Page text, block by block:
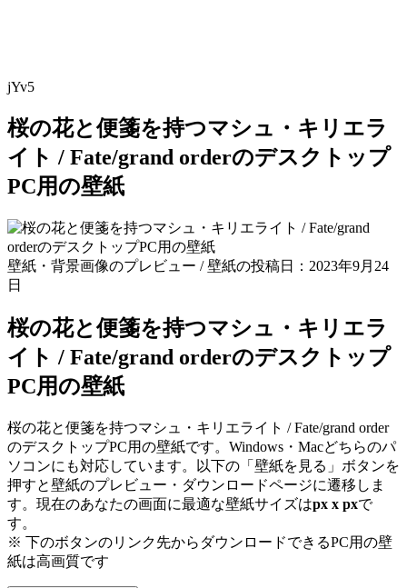
jYv5
桜の花と便箋を持つマシュ・キリエラ
イト / Fate/grand orderのデスクトップ
PC用の壁紙
壁紙・背景画像のプレビュー / 壁紙の投稿日：2023年9月24
日
桜の花と便箋を持つマシュ・キリエラ
イト / Fate/grand orderのデスクトップ
PC用の壁紙
桜の花と便箋を持つマシュ・キリエライト / Fate/grand order
のデスクトップPC用の壁紙です。Windows・Macどちらのパ
ソコンにも対応しています。以下の「壁紙を見る」ボタンを
押すと壁紙のプレビュー・ダウンロードページに遷移しま
す。現在のあなたの画面に最適な壁紙サイズはpx x pxで
す。
※ 下のボタンのリンク先からダウンロードできるPC用の壁
紙は高画質です